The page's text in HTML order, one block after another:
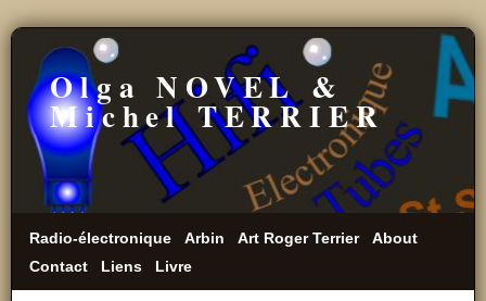
Olga NOVEL &
Michel TERRIER
Radio-électronique Arbin Art Roger Terrier
About
Contact
Liens Livre